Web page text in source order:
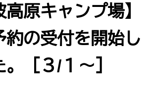
高原キャンプ場】
約の受付を開始し
。［３/１～］